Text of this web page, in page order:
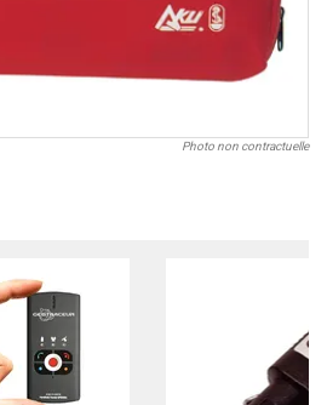
Photo non contractuelle